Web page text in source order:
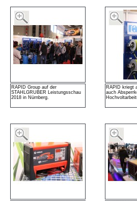
RAPID Group auf der
STAHLGRUBER Leistungsschau
2018 in Nürnberg.
RAPID kriegt
auch